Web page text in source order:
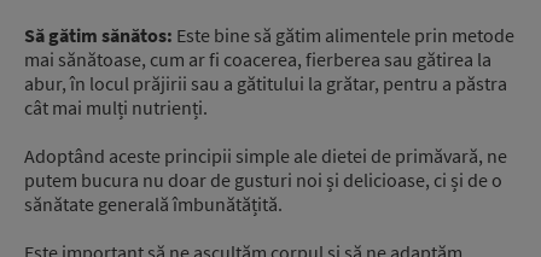
Să gătim sănătos: Este bine să gătim alimentele prin metode
mai sănătoase, cum ar fi coacerea, fierberea sau gătirea la
abur, în locul prăjirii sau a gătitului la grătar, pentru a păstra
cât mai mulți nutrienți.
Adoptând aceste principii simple ale dietei de primăvară, ne
putem bucura nu doar de gusturi noi și delicioase, ci și de o
sănătate generală îmbunătățită.
Este important să ne ascultăm corpul și să ne adaptăm